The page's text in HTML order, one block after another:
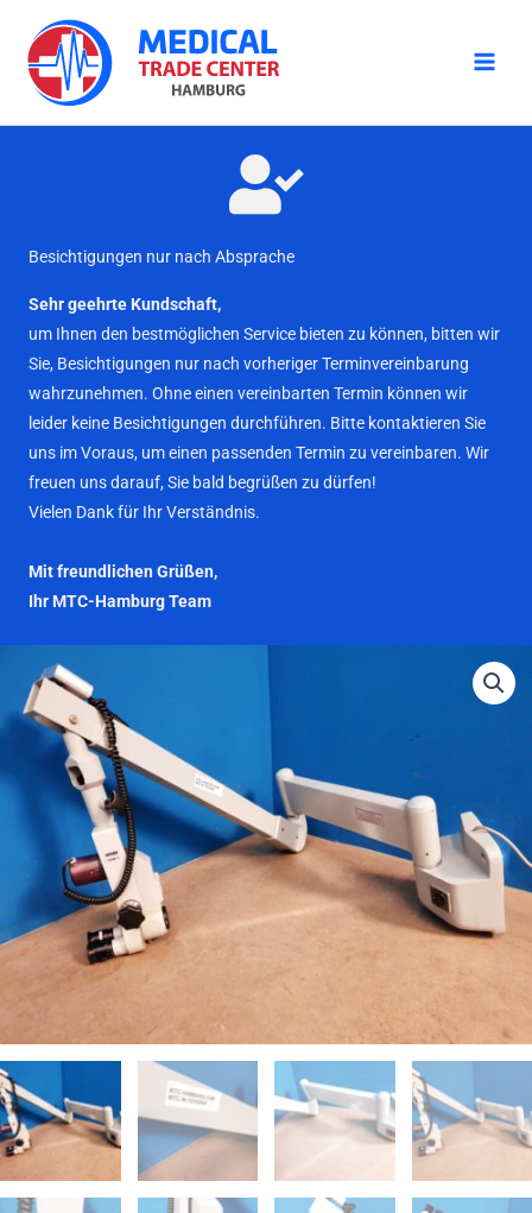
Inhalt
springen
Besichtigungen nur nach Absprache
Sehr geehrte Kundschaft,
um Ihnen den bestmöglichen Service bieten zu können, bitten wir
Sie, Besichtigungen nur nach vorheriger Terminvereinbarung
wahrzunehmen. Ohne einen vereinbarten Termin können wir
leider keine Besichtigungen durchführen. Bitte kontaktieren Sie
uns im Voraus, um einen passenden Termin zu vereinbaren. Wir
freuen uns darauf, Sie bald begrüßen zu dürfen!
Vielen Dank für Ihr Verständnis.
Mit freundlichen Grüßen,
Ihr MTC-Hamburg Team